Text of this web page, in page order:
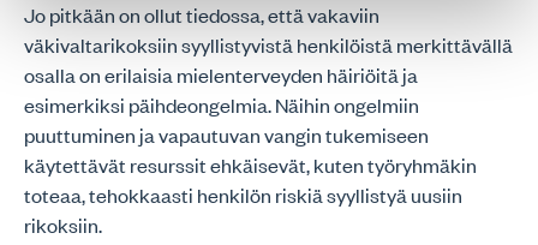
Jo pitkään on ollut tiedossa, että vakaviin
väkivaltarikoksiin syyllistyvistä henkilöistä merkittävällä
osalla on erilaisia mielenterveyden häiriöitä ja
esimerkiksi päihdeongelmia. Näihin ongelmiin
puuttuminen ja vapautuvan vangin tukemiseen
käytettävät resurssit ehkäisevät, kuten työryhmäkin
toteaa, tehokkaasti henkilön riskiä syyllistyä uusiin
rikoksiin.